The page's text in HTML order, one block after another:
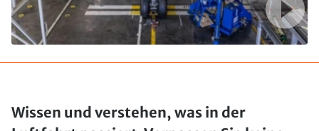
Wissen und verstehen, was in der